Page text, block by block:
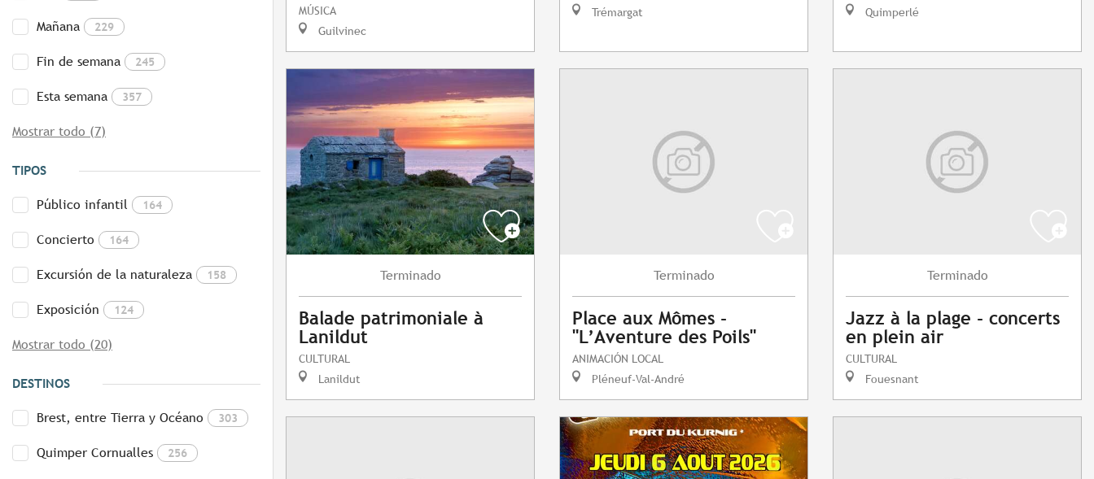
Mañana 229
Fin de semana 245
Esta semana 357
Mostrar todo (7)
TIPOS
Público infantil 164
Concierto 164
Excursión de la naturaleza 158
Exposición 124
Mostrar todo (20)
DESTINOS
Brest, entre Tierra y Océano 303
Quimper Cornualles 256
MÚSICA
Guilvinec
Trémargat
Quimperlé
Terminado
Balade patrimoniale à
Lanildut
CULTURAL
Lanildut
Terminado
Place aux Mômes -
"L’Aventure des Poils"
ANIMACIÓN LOCAL
Pléneuf-Val-André
Terminado
Jazz à la plage - concerts
en plein air
CULTURAL
Fouesnant